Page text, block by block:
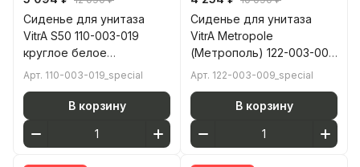
Сиденье для унитаза
VitrA S50 110-003-019
круглое белое
дюропласт с
Арт. 110-003-019_special
В корзину
Сиденье для унитаза
VitrA Metropole
(Метрополь) 122-003-009
квадратное белое
микролифтом
Арт. 122-003-009_special
В корзину